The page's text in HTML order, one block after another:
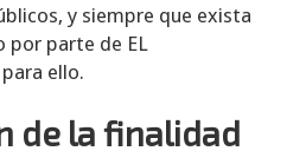
y siempre que exista
por parte de EL
para ello.
de la finalidad